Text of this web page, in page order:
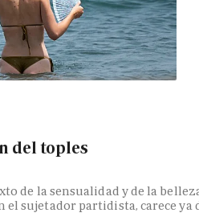
del toples
de la sensualidad y de la
el sujetador partidista, carece ya